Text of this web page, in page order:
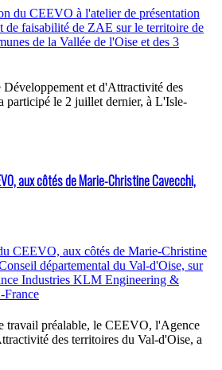
et d'Attractivité des
participé le 2 juillet dernier, à L'Isle-
aux côtés de Marie-Christine Cavecchi,
travail préalable, le CEEVO, l'Agence
des territoires du Val-d'Oise, a